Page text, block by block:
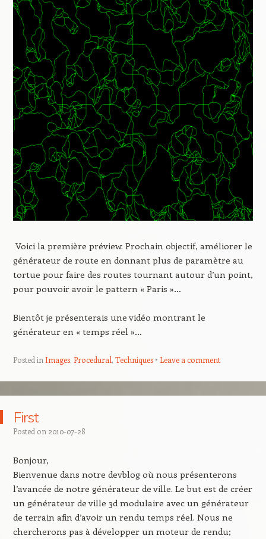
Voici la première préview. Prochain objectif, améliorer le
générateur de route en donnant plus de paramètre au
tortue pour faire des routes tournant autour d’un point,
pour pouvoir avoir le pattern « Paris »…
Bientôt je présenterais une vidéo montrant le
générateur en « temps réel »…
Posted in Images, Procedural, Techniques Leave a comment
First
Posted on 2010-07-28
Bonjour,
Bienvenue dans notre devblog où nous présenterons
l’avancée de notre générateur de ville. Le but est de créer
un générateur de ville 3d modulaire avec un générateur
de terrain afin d’avoir un rendu temps réel. Nous ne
chercherons pas à développer un moteur de rendu;